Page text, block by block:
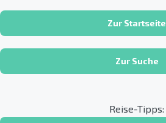
Zur Startseite
Zur Suche
Reise-Tipps: